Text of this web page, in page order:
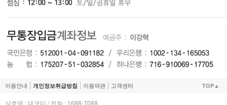
이용안내 개인정보취급방침 이용약관 고객센터 TOP▲
상호명 : 데코미 / 전화 : 1688-7088